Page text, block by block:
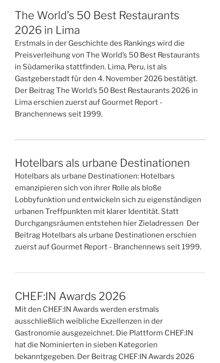
The World’s 50 Best Restaurants
2026 in Lima
Erstmals in der Geschichte des Rankings wird die
Preisverleihung von The World’s 50 Best Restaurants
in Südamerika stattfinden. Lima, Peru, ist als
Gastgeberstadt für den 4. November 2026 bestätigt.
Der Beitrag The World’s 50 Best Restaurants 2026 in
Lima erschien zuerst auf Gourmet Report -
Branchennews seit 1999.
Hotelbars als urbane Destinationen
Hotelbars als urbane Destinationen: Hotelbars
emanzipieren sich von ihrer Rolle als bloße
Lobbyfunktion und entwickeln sich zu eigenständigen
urbanen Treffpunkten mit klarer Identität. Statt
Durchgangsräumen entstehen hier Zieladressen Der
Beitrag Hotelbars als urbane Destinationen erschien
zuerst auf Gourmet Report - Branchennews seit 1999.
CHEF:IN Awards 2026
Mit den CHEF:IN Awards werden erstmals
ausschließlich weibliche Exzellenzen in der
Gastronomie ausgezeichnet. Die Plattform CHEF:IN
hat die Nominierten in sieben Kategorien
bekanntgegeben. Der Beitrag CHEF:IN Awards 2026